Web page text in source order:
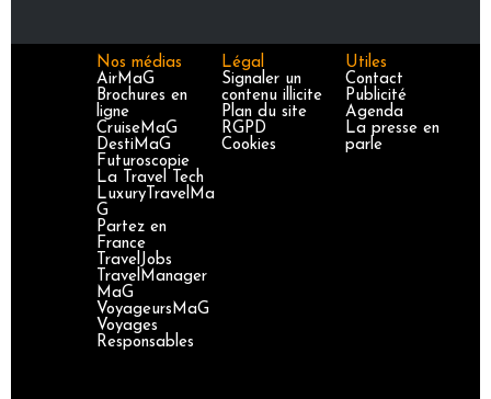
Nos médias
AirMaG
Brochures en
ligne
CruiseMaG
DestiMaG
Futuroscopie
La Travel Tech
LuxuryTravelMa
G
Partez en
France
TravelJobs
TravelManager
MaG
VoyageursMaG
Voyages
Responsables
Légal
Signaler un
contenu illicite
Plan du site
RGPD
Cookies
Utiles
Contact
Publicité
Agenda
La presse en
parle